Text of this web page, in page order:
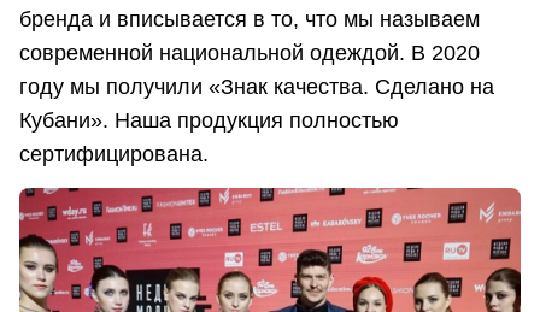
бренда и вписывается в то, что мы называем
современной национальной одеждой. В 2020
году мы получили «Знак качества. Сделано на
Кубани». Наша продукция полностью
сертифицирована.